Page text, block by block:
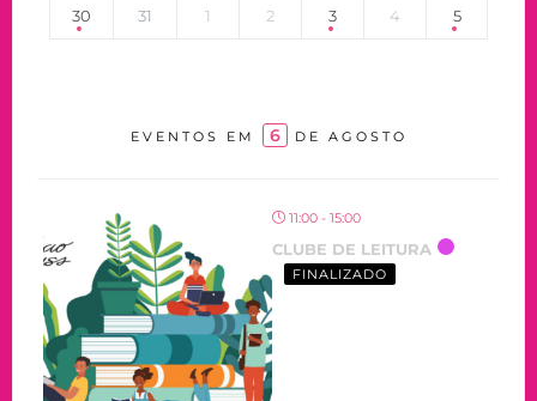
30 31 1 2 3 4 5
EVENTOS EM 6 DE AGOSTO
11:00 - 15:00
CLUBE DE LEITURA
FINALIZADO